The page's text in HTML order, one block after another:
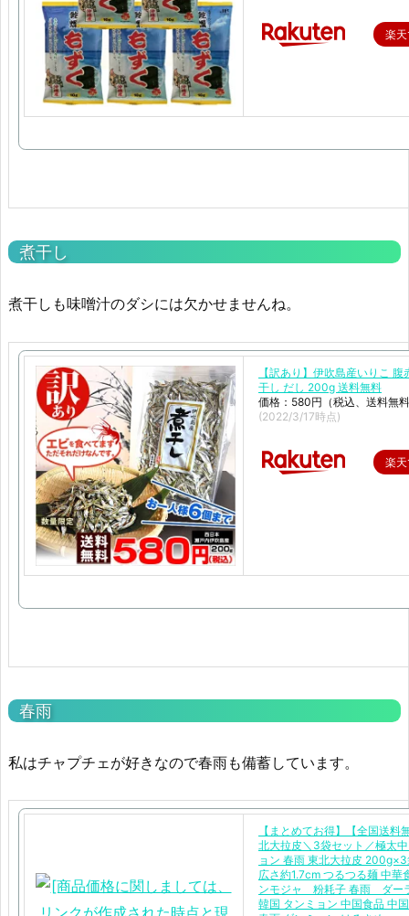
楽
煮干し
煮干しも味噌汁のダシには欠かせませんね。
【訳あり】伊吹島産いりこ 腹
干し だし 200g 送料無料
価格：580円（税込、送料無
(2022/3/17時点)
楽
春雨
私はチャプチェが好きなので春雨も備蓄しています。
【まとめてお得】【全国送料
北大拉皮＼3袋セット／極太
ョン 春雨 東北大拉皮
広さ約1.7cm つるつる麺 中
ンモジャ 粉耗子 春雨 ダー
韓国 タンミョン 中国食品 中